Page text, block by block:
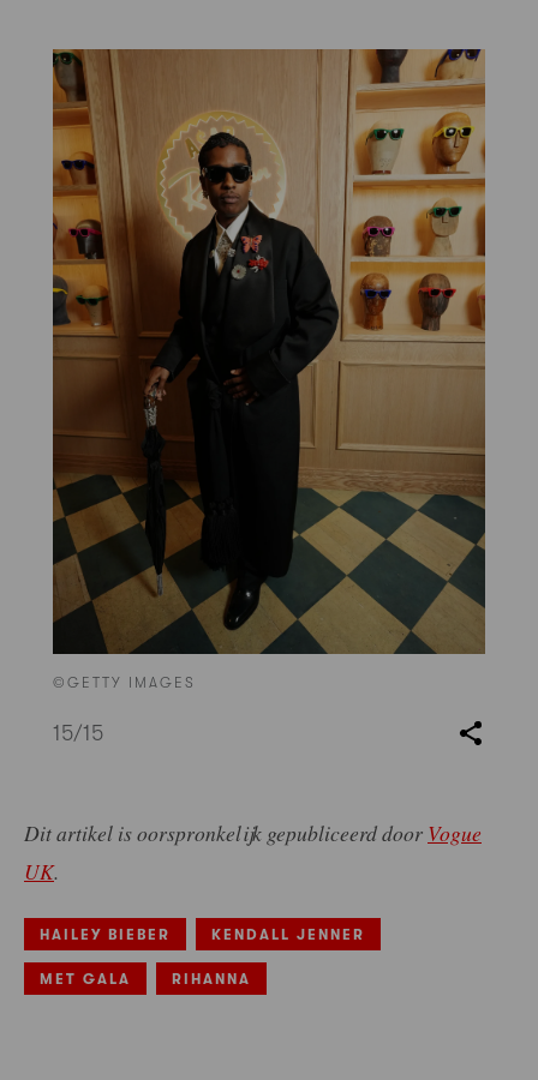
©GETTY IMAGES
15/15
Dit artikel is oorspronkelijk gepubliceerd door Vogue
UK.
HAILEY BIEBER KENDALL JENNER
MET GALA RIHANNA